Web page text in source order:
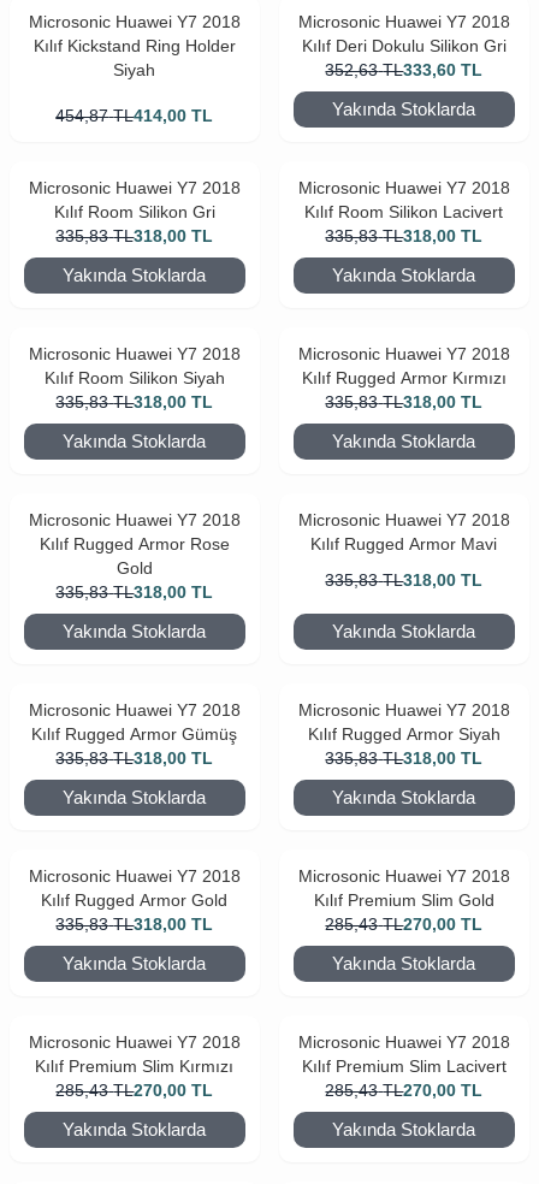
Microsonic Huawei Y7 2018
Kılıf Kickstand Ring Holder
Siyah
454,87 TL414,00 TL
Microsonic Huawei Y7 2018
Kılıf Deri Dokulu Silikon Gri
352,63 TL333,60 TL
Yakında Stoklarda
Microsonic Huawei Y7 2018
Kılıf Room Silikon Gri
335,83 TL318,00 TL
Yakında Stoklarda
Microsonic Huawei Y7 2018
Kılıf Room Silikon Lacivert
335,83 TL318,00 TL
Yakında Stoklarda
Microsonic Huawei Y7 2018
Kılıf Room Silikon Siyah
335,83 TL318,00 TL
Yakında Stoklarda
Microsonic Huawei Y7 2018
Kılıf Rugged Armor Kırmızı
335,83 TL318,00 TL
Yakında Stoklarda
Microsonic Huawei Y7 2018
Kılıf Rugged Armor Rose
Gold
335,83 TL318,00 TL
Yakında Stoklarda
Microsonic Huawei Y7 2018
Kılıf Rugged Armor Mavi
335,83 TL318,00 TL
Yakında Stoklarda
Microsonic Huawei Y7 2018
Kılıf Rugged Armor Gümüş
335,83 TL318,00 TL
Yakında Stoklarda
Microsonic Huawei Y7 2018
Kılıf Rugged Armor Siyah
335,83 TL318,00 TL
Yakında Stoklarda
Microsonic Huawei Y7 2018
Kılıf Rugged Armor Gold
335,83 TL318,00 TL
Yakında Stoklarda
Microsonic Huawei Y7 2018
Kılıf Premium Slim Gold
285,43 TL270,00 TL
Yakında Stoklarda
Microsonic Huawei Y7 2018
Kılıf Premium Slim Kırmızı
285,43 TL270,00 TL
Yakında Stoklarda
Microsonic Huawei Y7 2018
Kılıf Premium Slim Lacivert
285,43 TL270,00 TL
Yakında Stoklarda